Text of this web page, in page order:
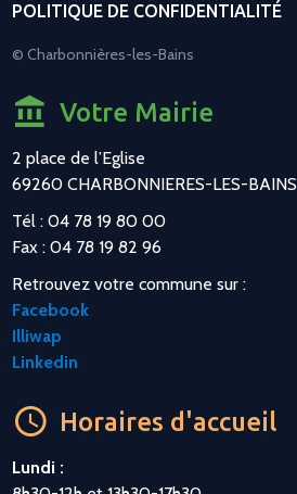
POLITIQUE DE CONFIDENTIALITÉ
© Charbonnières-les-Bains
Votre Mairie
2 place de l’Eglise
69260 CHARBONNIERES-LES-BAINS
Tél : 04 78 19 80 00
Fax : 04 78 19 82 96
Retrouvez votre commune sur :
Facebook
Illiwap
Linkedin
Horaires d'accueil
Lundi :